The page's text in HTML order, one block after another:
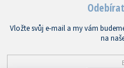
Vložte svůj e-mail a my vám
na